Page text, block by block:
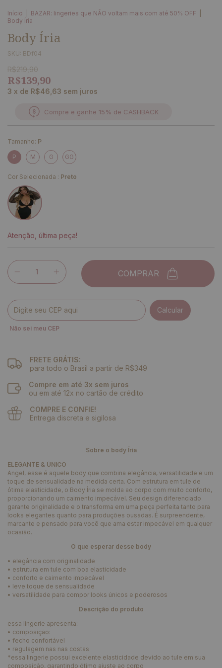
Início BAZAR: lingeries que NÃO voltam mais com até 50% OFF
Body Íria
Body Íria
SKU: BDf04
R$219,90
R$139,90
3 x de R$46,63 sem juros
Compre e ganhe 15% de CASHBACK
Tamanho: P
P M G GG
Cor Selecionada : Preto
Atenção, última peça!
COMPRAR
Entregas para o CEP:
Calcular
Não sei meu CEP
FRETE GRÁTIS:
para todo o Brasil a partir de R$349
Compre em até 3x sem juros
ou em até 12x no cartão de crédito
COMPRE E CONFIE!
Entrega discreta e sigilosa
Sobre o body Íria
ELEGANTE & ÚNICO
Angel, esse é aquele body que combina elegância, versatilidade e um
toque de sensualidade na medida certa. Com estrutura em tule de
ótima elasticidade, o Body Íria se molda ao corpo com muito conforto,
proporcionando um caimento impecável. Seu design diferenciado
garante originalidade e o transforma em uma peça perfeita tanto para
looks elegantes quanto para produções ousadas. É surpreendente,
marcante e pensado para você que ama estar impecável em qualquer
ocasião.
O que esperar desse body
• elegância com originalidade
• estrutura em tule com boa elasticidade
• conforto e caimento impecável
• leve toque de sensualidade
• versatilidade para compor looks únicos e poderosos
Descrição do produto
essa lingerie apresenta:
• composição:
• fecho confortável
• regulagem nas nas costas
*essa lingerie possui excelente elasticidade devido ao tule em sua
composição, garantindo ótimo ajuste ao corpo